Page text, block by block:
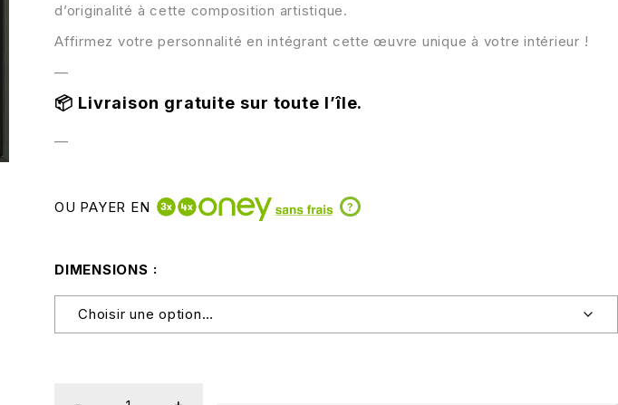
d’originalité à cette composition artistique.
Affirmez votre personnalité en intégrant cette œuvre unique à votre intérieur !
—
📦 Livraison gratuite sur toute l’île.
—
OU PAYER EN ?
DIMENSIONS